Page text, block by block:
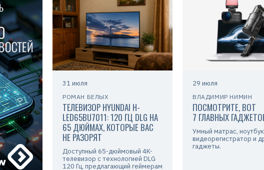
31 июля
РОМАН БЕЛЫХ
ТЕЛЕВИЗОР HYUNDAI H-
LED65BU7011: 120 ГЦ DLG НА
65 ДЮЙМАХ, КОТОРЫЕ ВАС
НЕ РАЗОРЯТ
Доступный 65-дюймовый 4K-
телевизор с технологией DLG
120 Гц, предлагающий геймерам
29 июля
ВЛАДИМИР НИМИН
ПОСМОТРИТЕ, ВОТ
7 ГЛАВНЫХ
Умный матрас,
видеорегистратор и
гаджеты.